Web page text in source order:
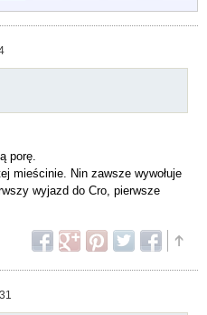
porę.
mieścinie. Nin zawsze wywołuje
wyjazd do Cro, pierwsze